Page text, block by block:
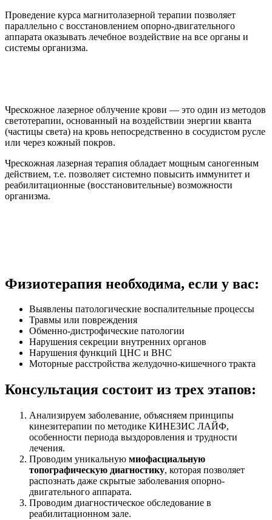
Проведение курса магнитолазерной терапии позволяет
параллельно с восстановлением опорно-двигательного
аппарата оказывать лечебное воздействие на все органы и
системы организма.
Чрескожное лазерное облучение крови — это один из методов
светотерапии, основанный на воздействии энергии кванта
(частицы света) на кровь непосредственно в сосудистом русле
или через кожный покров.
Чрескожная лазерная терапия обладает мощным саногенным
действием, т.е. позволяет системно повысить иммунитет и
реабилитационные (восстановительные) возможности
организма.
Физиотерапия необходима, если у вас:
Выявлены патологические воспалительные процессы
Травмы или повреждения
Обменно-дистрофические патологии
Нарушения секреции внутренних органов
Нарушения функций ЦНС и ВНС
Моторные расстройства желудочно-кишечного тракта
Консультация состоит из трех этапов:
Анализируем заболевание, объясняем принципы
кинезитерапии по методике КИНЕЗИС ЛАЙФ,
особенности периода выздоровления и трудности
лечения.
Проводим уникальную миофасциальную
топографическую диагностику, которая позволяет
распознать даже скрытые заболевания опорно-
двигательного аппарата.
Проводим диагностическое обследование в
реабилитационном зале.